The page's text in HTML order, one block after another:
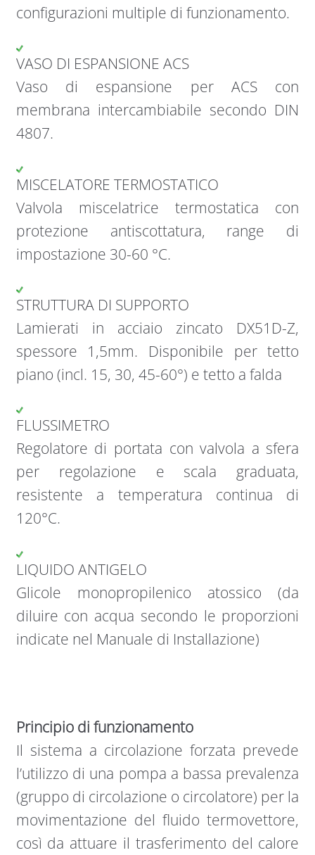
configurazioni multiple di funzionamento.
VASO DI ESPANSIONE ACS
Vaso di espansione per ACS con
membrana intercambiabile secondo DIN
4807.
MISCELATORE TERMOSTATICO
Valvola miscelatrice termostatica con
protezione antiscottatura, range di
impostazione 30-60 °C.
STRUTTURA DI SUPPORTO
Lamierati in acciaio zincato DX51D-Z,
spessore 1,5mm. Disponibile per tetto
piano (incl. 15, 30, 45-60°) e tetto a falda
FLUSSIMETRO
Regolatore di portata con valvola a sfera
per regolazione e scala graduata,
resistente a temperatura continua di
120°C.
LIQUIDO ANTIGELO
Glicole monopropilenico atossico (da
diluire con acqua secondo le proporzioni
indicate nel Manuale di Installazione)
Principio di funzionamento
Il sistema a circolazione forzata prevede
l’utilizzo di una pompa a bassa prevalenza
(gruppo di circolazione o circolatore) per la
movimentazione del fluido termovettore,
così da attuare il trasferimento del calore